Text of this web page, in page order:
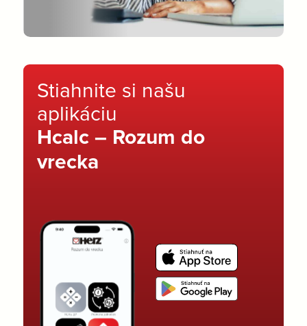
Stiahnite si našu
aplikáciu
Hcalc – Rozum do
vrecka